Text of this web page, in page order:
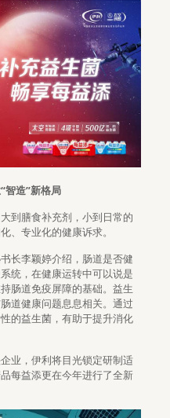
智造”新格局
到膳食补充剂，小到日常的
、专业化的健康诉求。
长李颖婷介绍，肠道是否健
统，在健康运转中可以说是
肠道免疫屏障的基础。益生
道健康问题息息相关。通过
的益生菌，有助于提升消化
业，伊利将目光锁定研制适
每益添更在今年进行了全新